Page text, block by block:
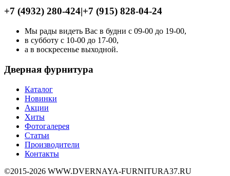
+7 (4932) 280-424|+7 (915) 828-04-24
Мы рады видеть Вас в будни с 09-00 до 19-00,
в субботу с 10-00 до 17-00,
а в воскресенье выходной.
Дверная фурнитура
Каталог
Новинки
Акции
Хиты
Фотогалерея
Статьи
Производители
Контакты
©2015-2026 WWW.DVERNAYA-FURNITURA37.RU